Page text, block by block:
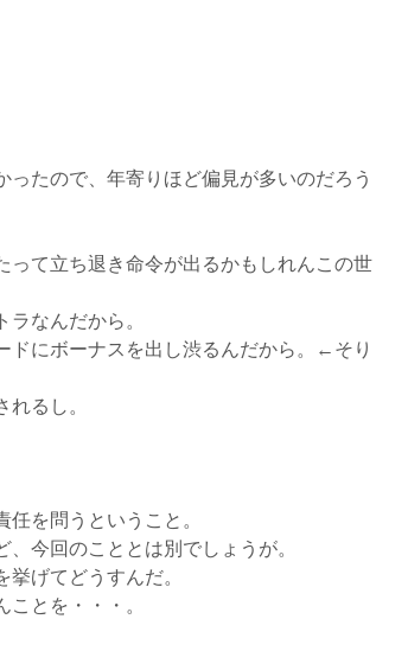
ったので、年寄りほど偏見が多いのだろう
って立ち退き命令が出るかもしれんこの世
なんだから。
ドにボーナスを出し渋るんだから。←そり
るし。
を問うということ。
今回のこととは別でしょうが。
げてどうすんだ。
とを・・・。